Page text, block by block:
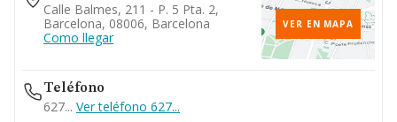
Calle Balmes, 211 - P. 5 Pta. 2,
Barcelona, 08006, Barcelona
Como llegar
VER EN MAPA
Teléfono
627... Ver teléfono 627...